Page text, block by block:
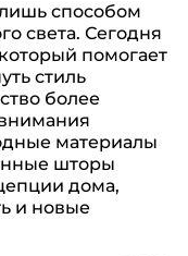
способом
света. Сегодня
помогает
стиль
более
материалы
шторы
дома,
и новые